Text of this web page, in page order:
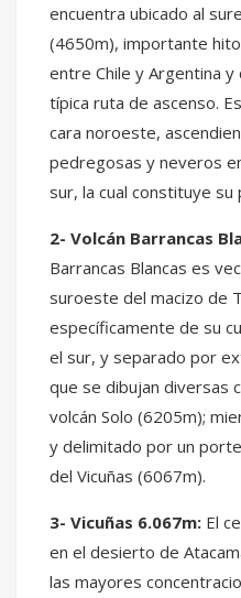
encuentra ubicado al
(4650m), importante
entre Chile y Argentina
típica ruta de ascenso.
cara noroeste,
pedregosas y neveros
sur, la cual constituye su
2- Volcán Barrancas
Barrancas Blancas es
suroeste del macizo de
específicamente de su
el sur, y separado por
que se dibujan diversas
volcán Solo (6205m);
y delimitado por un
del Vicuñas (6067m).
3- Vicuñas 6.067m: El
en el desierto de
las mayores